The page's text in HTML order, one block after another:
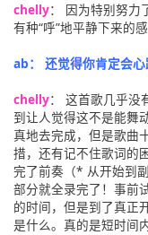
chelly： 因为特别努力
有种“呼”地平静下来的感
ab： 还觉得你肯定会心
chelly： 这首歌几乎没
到让人觉得这不是能舞
真地去完成，但是歌曲
措，还有记不住歌词的
完了前奏（* 从开始到
部分就全录完了！事前
的时间，但是到了真正
是什么。真的是短时间